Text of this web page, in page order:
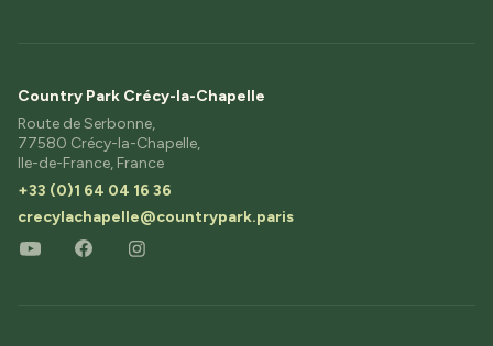
Country Park Crécy-la-Chapelle
Route de Serbonne,
77580 Crécy-la-Chapelle,
Ile-de-France, France
+33 (0)1 64 04 16 36
crecylachapelle@countrypark.paris